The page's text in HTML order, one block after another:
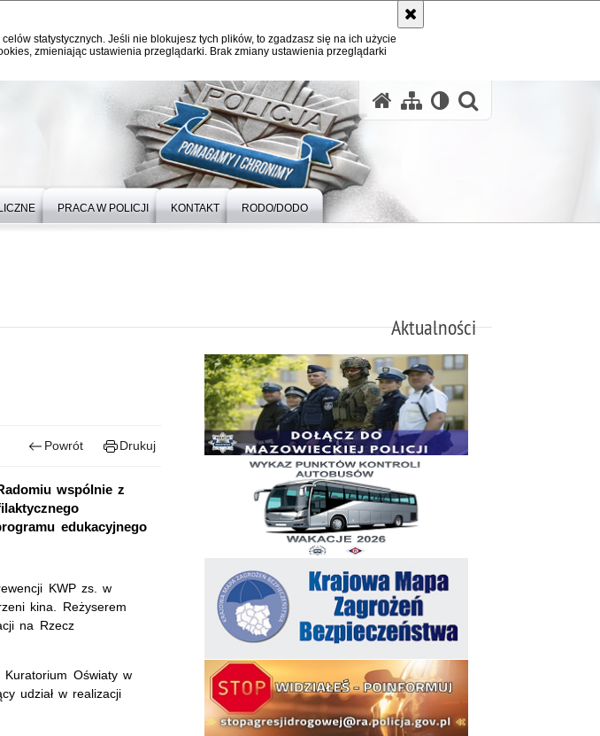
statystycznych. Jeśli nie blokujesz tych plików, to zgadzasz się na ich użycie
zmieniając ustawienia przeglądarki. Brak zmiany ustawienia przeglądarki
PRACA W POLICJI KONTAKT RODO/DODO
Aktualności
Powrót Drukuj
wspólnie z
edukacyjnego
KWP zs. w
kina. Reżyserem
na Rzecz
Oświaty w
udział w realizacji